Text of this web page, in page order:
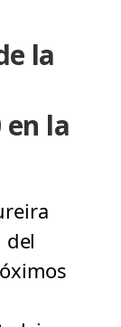
la
en la
del